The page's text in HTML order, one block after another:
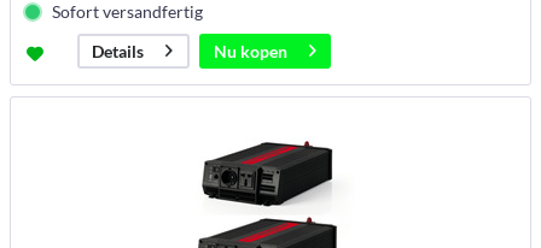
Sofort versandfertig
Details
Nu kopen